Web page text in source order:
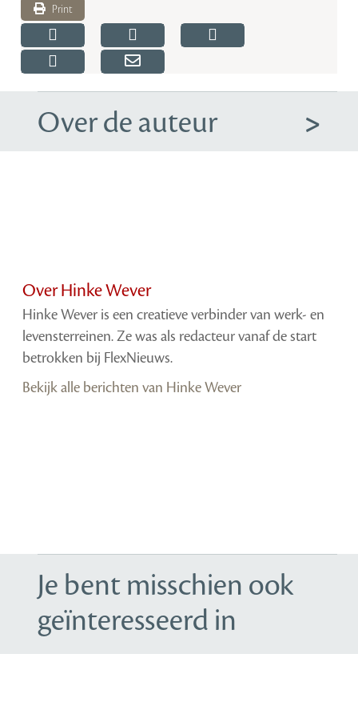
Print
Over de auteur
Over Hinke Wever
Hinke Wever is een creatieve verbinder van werk- en
levensterreinen. Ze was als redacteur vanaf de start
betrokken bij FlexNieuws.
Bekijk alle berichten van Hinke Wever
Je bent misschien ook
geïnteresseerd in